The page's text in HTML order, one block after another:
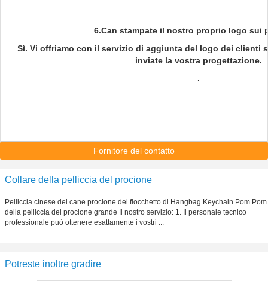
6.Can stampate il nostro proprio logo sui
Sì. Vi offriamo con il servizio di aggiunta del logo dei clienti
inviate la vostra progettazione.
.
Fornitore del contatto
Collare della pelliccia del procione
Pelliccia cinese del cane procione del fiocchetto di Hangbag Keychain Pom Pom
della pelliccia del procione grande Il nostro servizio: 1. Il personale tecnico
professionale può ottenere esattamente i vostri ...
Potreste inoltre gradire